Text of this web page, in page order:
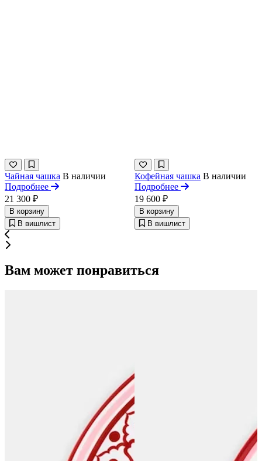
Чайная чашка В наличии
Подробнее
21 300 ₽
В корзину
В вишлист
Кофейная чашка В наличии
Подробнее
19 600 ₽
В корзину
В вишлист
Вам может понравиться